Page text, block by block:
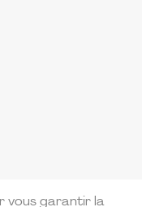
vous garantir la